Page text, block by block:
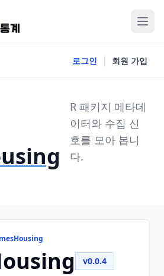
로그인 회원 가입
R 패키지 메타데
이터와 수집 신
호를 모아 봅니
다.
v0.0.4